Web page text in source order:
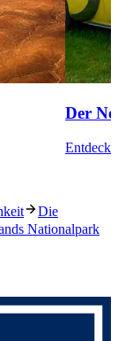
Der
Die
Nationalpark